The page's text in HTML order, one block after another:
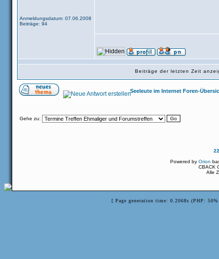
Anmeldungsdatum: 07.06.2008
Beiträge: 94
Beiträge der letzten Zeit
Seeleute im Internet Foren-
Gehe zu:
Powered by Orion
CBACK
Alle
[ Page generation time: 0.2068s (PHP: